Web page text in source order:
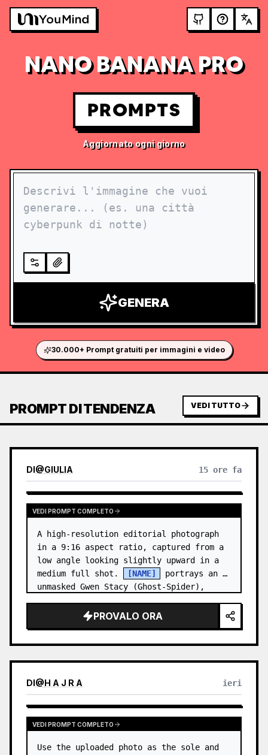
NANO BANANA PRO
PROMPTS
Aggiornato ogni giorno
GENERA
30.000+ Prompt gratuiti per immagini e video
PROMPT DI TENDENZA VEDI TUTTO
DI@GIULIA 15 ore fa
VEDI PROMPT COMPLETO
A high-resolution editorial photograph
in a 9:16 aspect ratio, captured from a
low angle looking slightly upward in a
medium full shot.
[NAME]
portrays an
unmasked Gwen Stacy (Ghost-Spider),
PROVALO ORA
DI@H A J R A ieri
VEDI PROMPT COMPLETO
Use the uploaded photo as the sole and